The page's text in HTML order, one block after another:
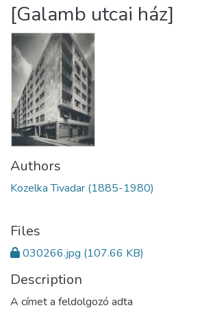
Statistics
About us
[Galamb utcai ház]
Authors
Kozelka Tivadar (1885-1980)
Files
030266.jpg (107.66 KB)
Description
A címet a feldolgozó adta